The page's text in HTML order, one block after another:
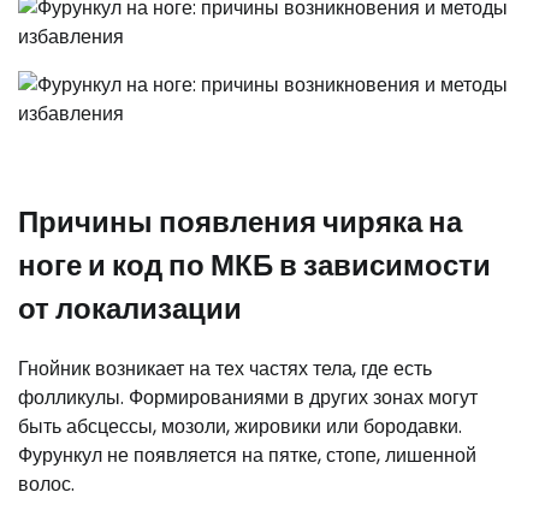
Причины появления чиряка на
ноге и код по МКБ в зависимости
от локализации
Гнойник возникает на тех частях тела, где есть
фолликулы. Формированиями в других зонах могут
быть абсцессы, мозоли, жировики или бородавки.
Фурункул не появляется на пятке, стопе, лишенной
волос.